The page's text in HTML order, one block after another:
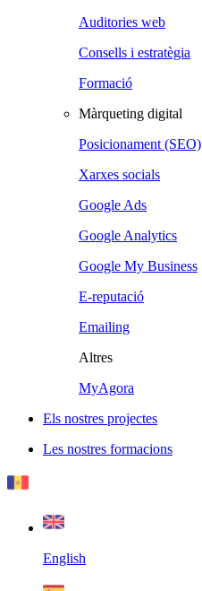
Auditories web
Consells i estratègia
Formació
Màrqueting digital
Posicionament (SEO)
Xarxes socials
Google Ads
Google Analytics
Google My Business
E-reputació
Emailing
Altres
MyAgora
Els nostres projectes
Les nostres formacions
English